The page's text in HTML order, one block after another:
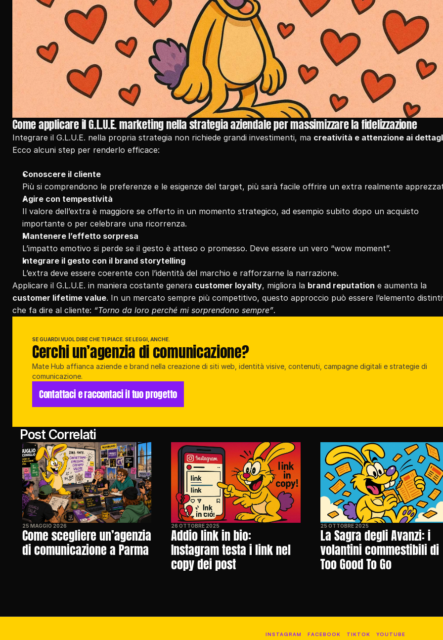
Come applicare il G.L.U.E. marketing nella strategia aziendale per massimizzare la fidelizzazione
Integrare il G.L.U.E. nella propria strategia non richiede grandi investimenti, ma creatività e attenzione ai
Ecco alcuni step per renderlo efficace:
Conoscere il cliente
Più si comprendono le preferenze e le esigenze del target, più sarà facile offrire un extra realmente
Agire con tempestività
Il valore dell’extra è maggiore se offerto in un momento strategico, ad esempio subito dopo un acquisto
importante o per celebrare una ricorrenza.
Mantenere l’effetto sorpresa
L’impatto emotivo si perde se il gesto è atteso o promesso. Deve essere un vero “wow moment”.
Integrare il gesto con il brand storytelling
L’extra deve essere coerente con l’identità del marchio e rafforzarne la narrazione.
Applicare il G.L.U.E. in maniera costante genera customer loyalty, migliora la brand reputation
customer lifetime value. In un mercato sempre più competitivo, questo approccio può essere l’elemento
che fa dire al cliente: “Torno da loro perché mi sorprendono sempre”.
SE GUARDI VUOL DIRE CHE TI PIACE. SE LEGGI, ANCHE.
Cerchi un’agenzia di comunicazione?
Mate Hub affianca aziende e brand nella creazione di siti web, identità visive, contenuti, campagne digitali e strategie di
comunicazione.
Contattaci e raccontaci il tuo progetto
Post Correlati
25 MAGGIO 2026
Come scegliere un’agenzia
di comunicazione a Parma
26 OTTOBRE 2025
Addio link in bio:
Instagram testa i link nel
copy dei post
25 OTTOBRE 2025
La Sagra degli Avanzi: i
volantini commestibili di
Too Good To Go
INSTAGRAM FACEBOOK TIKTOK YOUTUBE